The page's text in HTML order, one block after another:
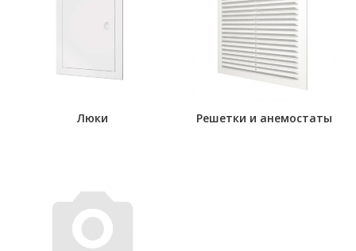
Люки Решетки и анемостаты